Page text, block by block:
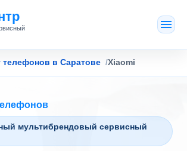
телефонов в Саратове Xiaomi
мультибрендовый сервисный